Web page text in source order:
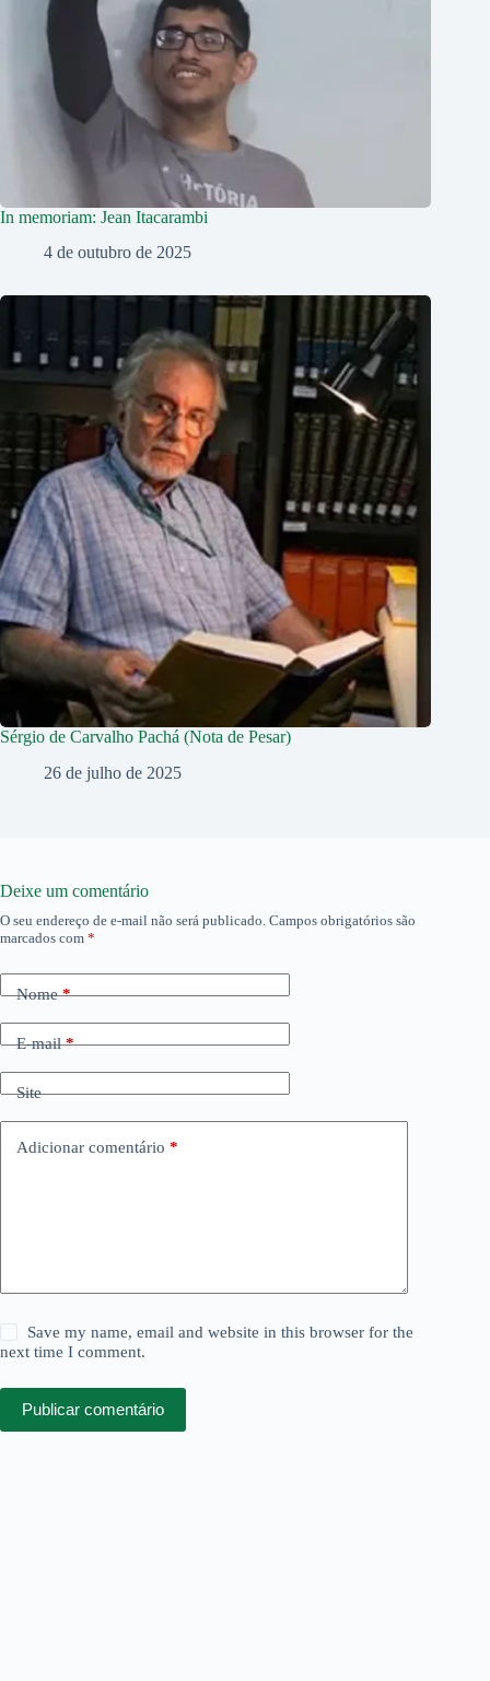
In memoriam: Jean Itacarambi
4 de outubro de 2025
Sérgio de Carvalho Pachá (Nota de Pesar)
26 de julho de 2025
Deixe um comentário
O seu endereço de e-mail não será publicado. Campos obrigatórios são
marcados com *
Nome*
E-mail*
Site
Adicionar comentário *
Save my name, email and website in this browser for the
next time I comment.
Publicar comentário